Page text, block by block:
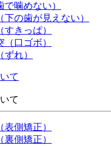
で噛めない）
下の歯が見えない）
きっぱ）
（口ゴボ）
れ）
て
て
表側矯正）
側矯正）